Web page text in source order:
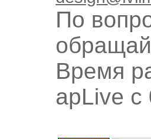
По
Время
apLive c